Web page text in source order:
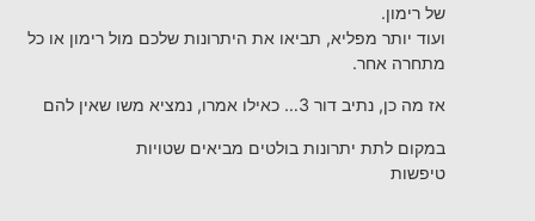
של רימון.
ועוד יותר מפליא, תביאו את היתרונות שלכם מול רימון או כל
מתחרה אחר.
אז מה כן, נתיב דור 3… כאילו אמרו, נמציא משו שאין להם
במקום לתת יתרונות בולטים מביאים שטויות
טיפשות